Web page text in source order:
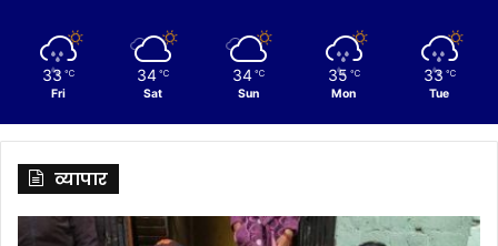
33 ℃
Fri
34 ℃
Sat
34 ℃
Sun
35 ℃
Mon
33 ℃
Tue
व्यापार